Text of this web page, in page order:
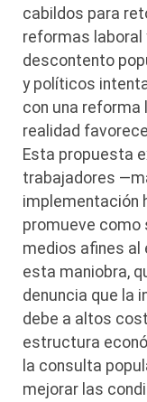
cabildos para
reformas laboral
descontento
y políticos
con una reforma
realidad
Esta propuesta
trabajadores
implementación
promueve como
medios afines al
esta maniobra,
denuncia que la
debe a altos
estructura
la consulta
mejorar las